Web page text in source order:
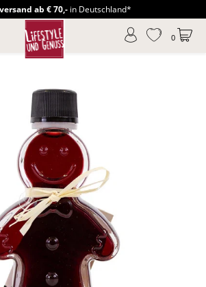
ab € 70,-in Deutschland*
0